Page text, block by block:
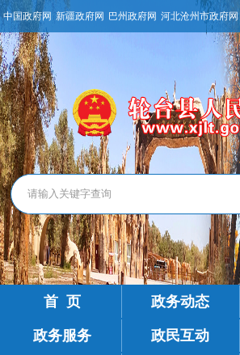
中国政府网 新疆政府网 巴州政府网 河北沧州市政府网
首 页 政务动态
政务服务 政民互动